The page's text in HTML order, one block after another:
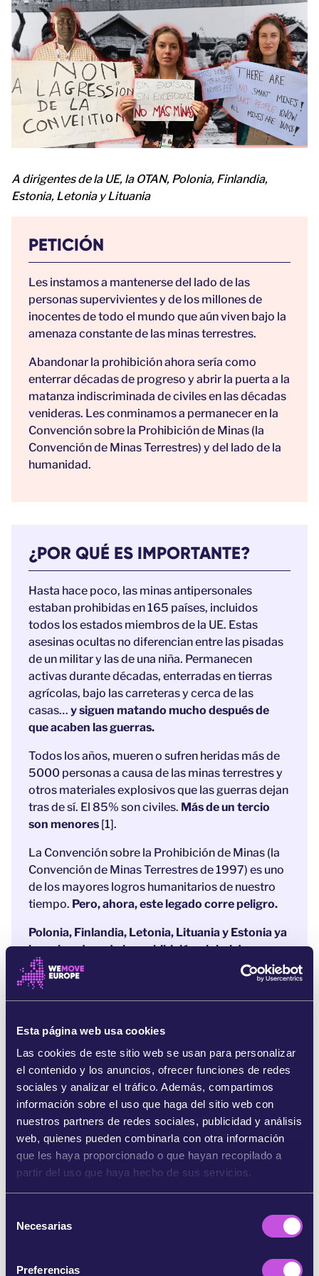
Esta página web usa cookies
Las cookies de este sitio web se usan para personalizar
el contenido y los anuncios, ofrecer funciones de redes
sociales y analizar el tráfico. Además, compartimos
información sobre el uso que haga del sitio web con
nuestros partners de redes sociales, publicidad y análisis
web, quienes pueden combinarla con otra información
que les haya proporcionado o que hayan recopilado a
partir del uso que haya hecho de sus servicios.
Necesarias
Preferencias
A dirigentes de la UE, la OTAN, Polonia, Finlandia,
Estonia, Letonia y Lituania
PETICIÓN
Les instamos a mantenerse del lado de las
personas supervivientes y de los millones de
inocentes de todo el mundo que aún viven bajo la
amenaza constante de las minas terrestres.
Abandonar la prohibición ahora sería como
enterrar décadas de progreso y abrir la puerta a la
matanza indiscriminada de civiles en las décadas
venideras. Les conminamos a permanecer en la
Convención sobre la Prohibición de Minas (la
Convención de Minas Terrestres) y del lado de la
humanidad.
¿POR QUÉ ES IMPORTANTE?
Hasta hace poco, las minas antipersonales
estaban prohibidas en 165 países, incluidos
todos los estados miembros de la UE. Estas
asesinas ocultas no diferencian entre las pisadas
de un militar y las de una niña. Permanecen
activas durante décadas, enterradas en tierras
agrícolas, bajo las carreteras y cerca de las
casas… y siguen matando mucho después de
que acaben las guerras.
Todos los años, mueren o sufren heridas más de
5000 personas a causa de las minas terrestres y
otros materiales explosivos que las guerras dejan
tras de sí. El 85% son civiles. Más de un tercio
son menores [1].
La Convención sobre la Prohibición de Minas (la
Convención de Minas Terrestres de 1997) es uno
de los mayores logros humanitarios de nuestro
tiempo. Pero, ahora, este legado corre peligro.
Polonia, Finlandia, Letonia, Lituania y Estonia ya
han abandonado la prohibición global de
minas.[2]. Si guardamos silencio, otros países
podrían seguir su ejemplo… y Europa podría
deshacer 25 años de progreso en la protección
extremidades.
Si actuamos YA, estamos a tiempo de defender la
Convención, las vidas y las extremidades que
están en juego.
Los países de la UE deben mantener su apoyo
firme a la prohibición de las minas terrestres. Si se
permite que unos cuantos la abandonen sin
consecuencia, la Convención entera podría
venirse abajo, no solo en Europa, sino en todo el
inocentes.
Súmate para que los gobiernos de la UE digan NO